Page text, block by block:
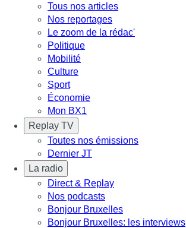
Tous nos articles
Nos reportages
Le zoom de la rédac'
Politique
Mobilité
Culture
Sport
Économie
Mon BX1
Replay TV
Toutes nos émissions
Dernier JT
La radio
Direct & Replay
Nos podcasts
Bonjour Bruxelles
Bonjour Bruxelles: les interviews